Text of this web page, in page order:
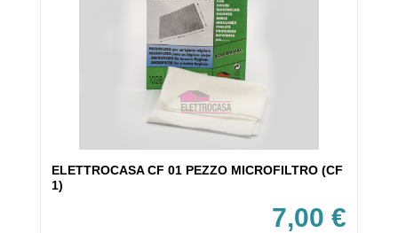
ELETTROCASA CF 01 PEZZO MICROFILTRO (CF
1)
7,00 €